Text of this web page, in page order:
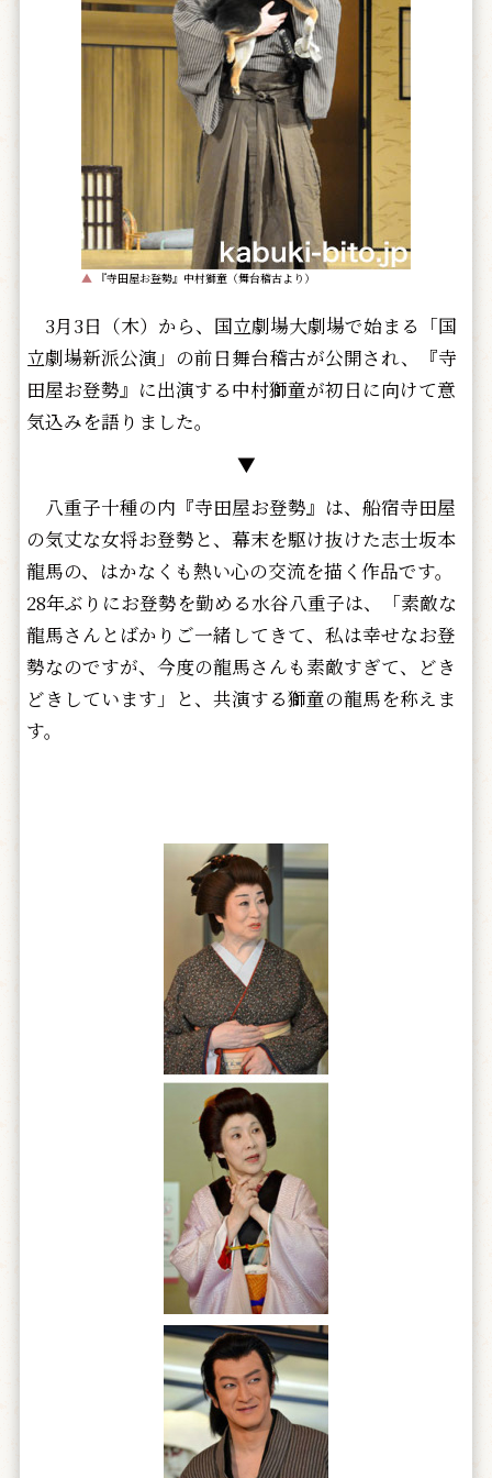
▲ 『寺田屋お登勢』中村獅童（舞台稽古より）
3月3日（木）から、国立劇場大劇場で始まる「国
立劇場新派公演」の前日舞台稽古が公開され、『寺
田屋お登勢』に出演する中村獅童が初日に向けて意
気込みを語りました。
▼
八重子十種の内『寺田屋お登勢』は、船宿寺田屋
の気丈な女将お登勢と、幕末を駆け抜けた志士坂本
龍馬の、はかなくも熱い心の交流を描く作品です。
28年ぶりにお登勢を勤める水谷八重子は、「素敵な
龍馬さんとばかりご一緒してきて、私は幸せなお登
勢なのですが、今度の龍馬さんも素敵すぎて、どき
どきしています」と、共演する獅童の龍馬を称えま
す。